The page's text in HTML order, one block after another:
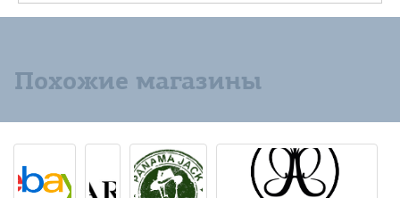
Похожие магазины